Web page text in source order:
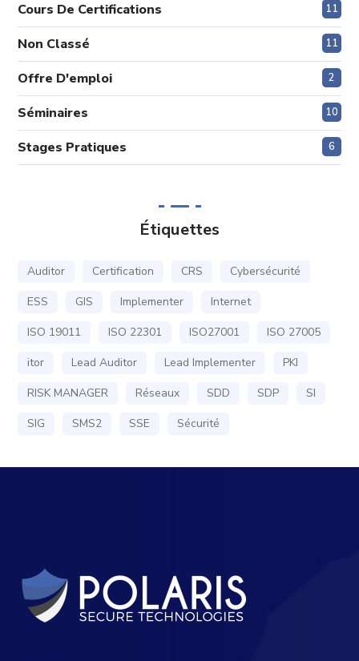
Cours De Certifications 11
Non Classé 11
Offre D'emploi 2
Séminaires 10
Stages Pratiques 6
Étiquettes
Auditor Certification CRS
Cybersécurité
ESS
GIS Implementer
Internet
ISO 19011
ISO 22301 ISO27001
ISO 27005
itor
Lead Auditor Lead Implementer
PKI
RISK MANAGER
Réseaux SDD SDP
SI
SIG
SMS2 SSE Sécurité